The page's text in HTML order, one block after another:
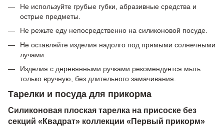
Не используйте грубые губки, абразивные средства и
острые предметы.
Не режьте еду непосредственно на силиконовой посуде.
Не оставляйте изделия надолго под прямыми солнечными
лучами.
Изделия с деревянными ручками рекомендуется мыть
только вручную, без длительного замачивания.
Тарелки и посуда для прикорма
Силиконовая плоская тарелка на присоске без
секций «Квадрат» коллекции «Первый прикорм»